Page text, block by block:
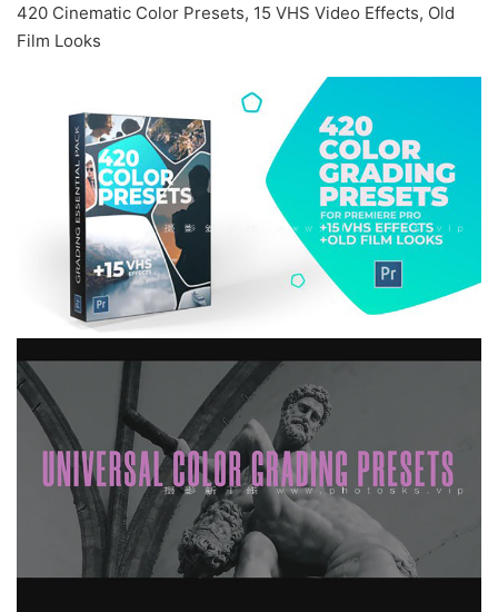
420 Cinematic Color Presets, 15 VHS Video Effects, Old
Film Looks